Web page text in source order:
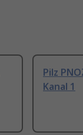
Pilz
Kanal 1